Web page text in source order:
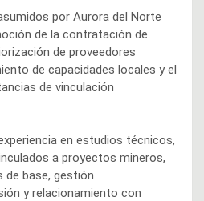
por Aurora del Norte
de la contratación de
de proveedores
de capacidades locales y el
de vinculación
en estudios técnicos,
a proyectos mineros,
de base, gestión
y relacionamiento con